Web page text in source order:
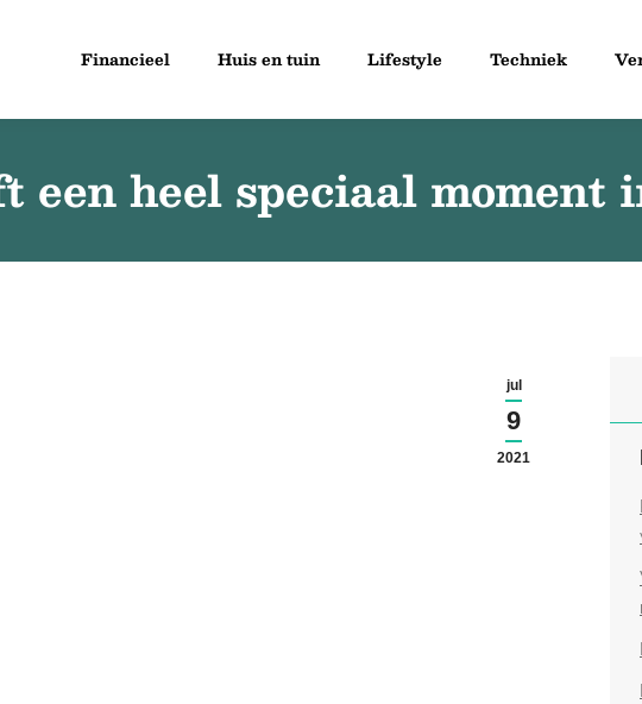
Financieel Huis en tuin Lifestyle Techniek
een heel speciaal moment
jul
9
2021